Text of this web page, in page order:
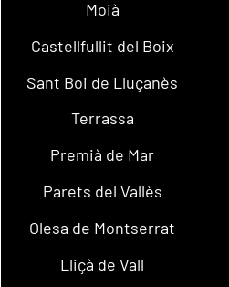
Moià
Castellfullit del Boix
Sant Boi de Lluçanès
Terrassa
Premià de Mar
Parets del Vallès
Olesa de Montserrat
Lliçà de Vall